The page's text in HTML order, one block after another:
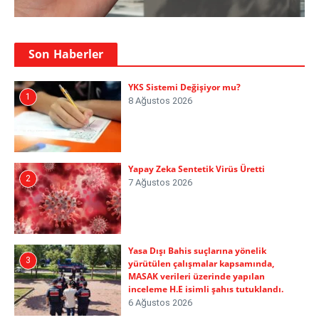
Son Haberler
1
YKS Sistemi Değişiyor mu?
8 Ağustos 2026
2
Yapay Zeka Sentetik Virüs Üretti
7 Ağustos 2026
3
Yasa Dışı Bahis suçlarına yönelik
yürütülen çalışmalar kapsamında,
MASAK verileri üzerinde yapılan
inceleme H.E isimli şahıs tutuklandı.
6 Ağustos 2026